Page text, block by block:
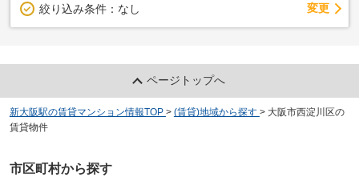
絞り込み条件： なし 変更
ページトップへ
新大阪駅の賃貸マンション情報TOP > (賃貸)地域から探す > 大阪市西淀川区の
賃貸物件
市区町村から探す